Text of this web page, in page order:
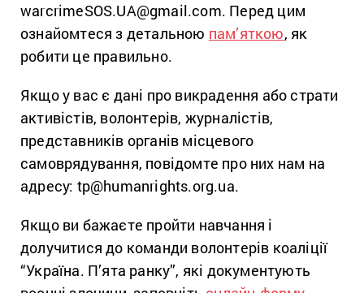
warcrimeSOS.UA@gmail.com. Перед цим
ознайомтеся з детальною пам’яткою, як
робити це правильно.
Якщо у вас є дані про викрадення або страти
активістів, волонтерів, журналістів,
представників органів місцевого
самоврядування, повідомте про них нам на
адресу: tp@humanrights.org.ua.
Якщо ви бажаєте пройти навчання і
долучитися до команди волонтерів коаліції
“Україна. П’ята ранку”, які документують